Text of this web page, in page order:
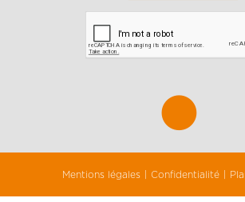
Mentions légales Confidentialité